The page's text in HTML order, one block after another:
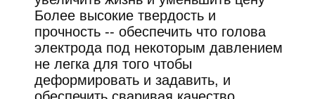
Более высокие твердость и
прочность -- обеспечить что голова
электрода под некоторым давлением
не легка для того чтобы
деформировать и задавить, и